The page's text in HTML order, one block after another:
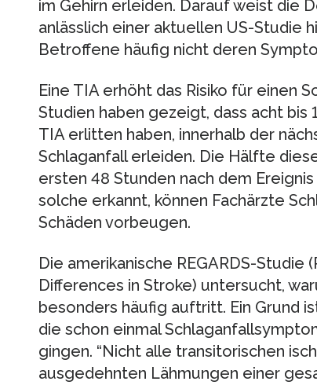
im Gehirn erleiden. Darauf weist die
anlässlich einer aktuellen US-Studie
Betroffene häufig nicht deren
Eine TIA erhöht das Risiko für einen
Studien haben gezeigt, dass acht bis
TIA erlitten haben, innerhalb der
Schlaganfall erleiden. Die Hälfte
ersten 48 Stunden nach dem
solche erkannt, können Fachärzte
Schäden vorbeugen.
Die amerikanische REGARDS-Studie
Differences in Stroke) untersucht,
besonders häufig auftritt. Ein Grund
die schon einmal
gingen. “Nicht alle transitorischen
ausgedehnten Lähmungen einer